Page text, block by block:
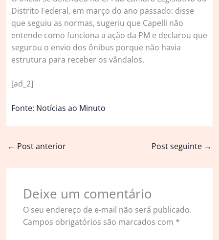
Distrito Federal, em março do ano passado: disse
que seguiu as normas, sugeriu que Capelli não
entende como funciona a ação da PM e declarou que
segurou o envio dos ônibus porque não havia
estrutura para receber os vândalos.
[ad_2]
Fonte: Notícias ao Minuto
← Post anterior Post seguinte →
Deixe um comentário
O seu endereço de e-mail não será publicado.
Campos obrigatórios são marcados com *